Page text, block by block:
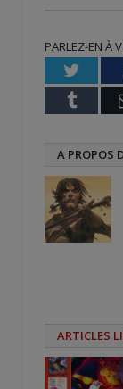
fenêtre)
PARLEZ-EN À
A PROPOS
ARTICLES